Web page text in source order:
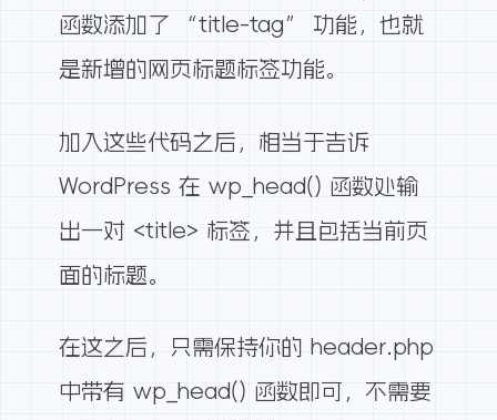
函数添加了 “title-tag” 功能，也就
是新增的网页标题标签功能。
加入这些代码之后，相当于告诉
WordPress 在 wp_head() 函数处输
出一对 <title> 标签，并且包括当前页
面的标题。
在这之后，只需保持你的 header.php
中带有 wp_head() 函数即可，不需要